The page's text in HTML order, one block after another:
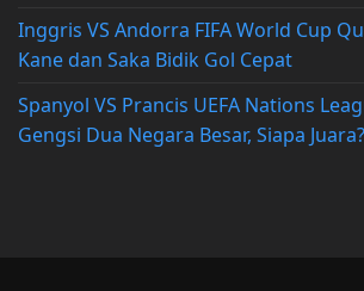
Inggris VS Andorra FIFA World Cup
Kane dan Saka Bidik Gol Cepat
Spanyol VS Prancis UEFA Nations
Gengsi Dua Negara Besar, Siapa Juara?